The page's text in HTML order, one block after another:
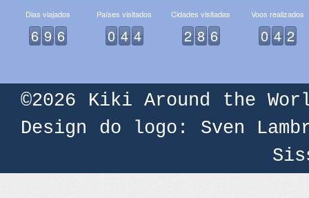
Dias viajados
6 9 6
Países visitados
0 4 4
Cidades visitadas
2 8 6
Voos realizados
0 4 2
©2026 Kiki Around the
Design do logo: Sven